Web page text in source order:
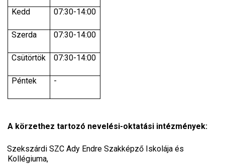
Kedd 07:30-14:00
Szerda 07:30-14:00
Csütörtök 07:30-14:00
Péntek -
A körzethez tartozó nevelési-oktatási intézmények:
Szekszárdi SZC Ady Endre Szakképző Iskolája és
Kollégiuma,